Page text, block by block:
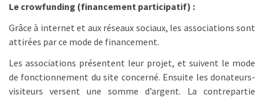
Le crowfunding (financement participatif) :
Grâce à internet et aux réseaux sociaux, les associations sont
attirées par ce mode de financement.
Les associations présentent leur projet, et suivent le mode
de fonctionnement du site concerné. Ensuite les donateurs-
visiteurs versent une somme d’argent. La contrepartie